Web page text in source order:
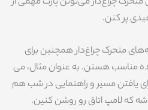
پر کنن.
متحرک چراغ‌دار همچنین برای
مناسب هستن. به عنوان مثال، می
یافتن مسیر و راهنمایی در شب هم
که لامپ اتاق رو روشن کنین.